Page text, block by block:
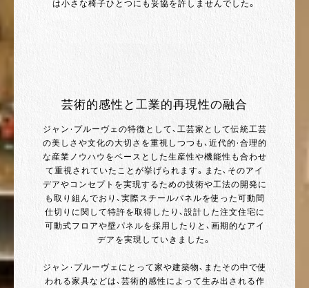
は小さな椅子ひとつにも妥協を許しませんでした。
芸術的感性と工業的再現性の融合
ジャン・プルーヴェの特徴として、工芸家として伝統工芸
の美しさや文化の大切さを重視しつつも、近代的・合理的
な産業ノウハウをベースとした生産性や機能性も合わせ
て重視されていたことが挙げられます。また、そのアイ
デアやコンセプトを実現するための技術や工法の開発に
も取り組んでおり、実際スチールパネルを使った可動間
仕切りに関して特許を取得したり、設計した注文住宅に
可動式フロアや壁パネルを採用したりと、画期的なアイ
デアを実現していきました。
ジャン・プルーヴェにとって家や建築物、またその中で使
われる家具などは、芸術的感性によって生み出される作